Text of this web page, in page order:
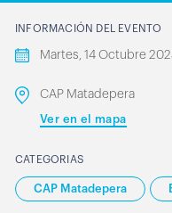
INFORMACIÓN DEL EVENTO
Martes, 14 Octubre
CAP Matadepera
Ver en el mapa
CATEGORIAS
CAP Matadepera